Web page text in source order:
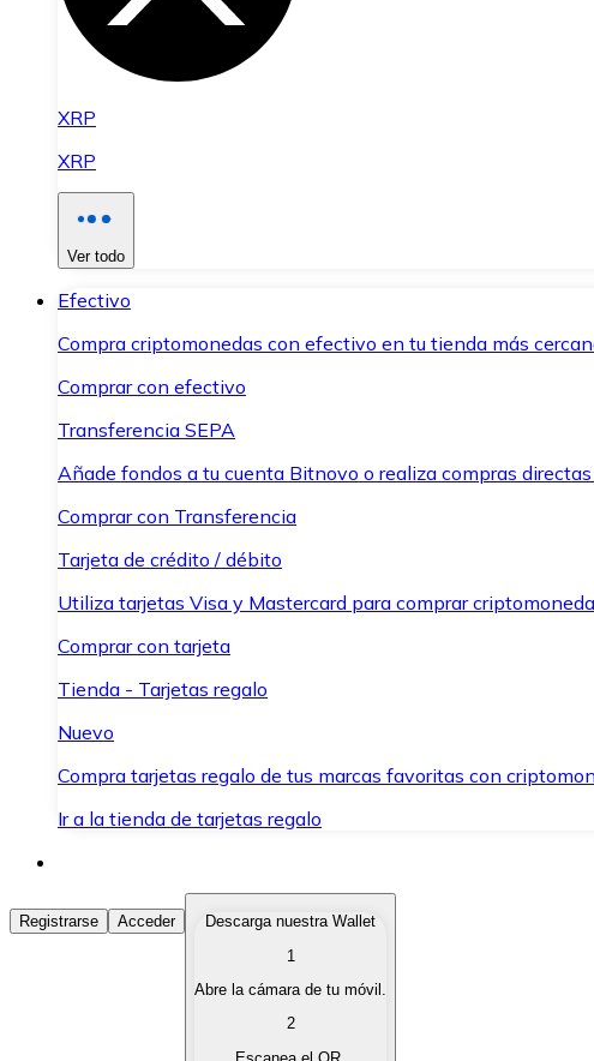
XRP
XRP
Ver todo
Efectivo
Compra criptomonedas con efectivo en tu tienda más
Comprar con efectivo
Transferencia SEPA
Añade fondos a tu cuenta Bitnovo o realiza compras
Comprar con Transferencia
Tarjeta de crédito / débito
Utiliza tarjetas Visa y Mastercard para comprar
Comprar con tarjeta
Tienda - Tarjetas regalo
Nuevo
Compra tarjetas regalo de tus marcas favoritas con
Ir a la tienda de tarjetas regalo
Comprar Criptomonedas
Compra criptomonedas con diferentes métodos de pago.
Vende tus criptomonedas de forma rápida y segura.
Registrarse Acceder
Descarga nuestra Wallet
1
Abre la cámara de tu móvil.
2